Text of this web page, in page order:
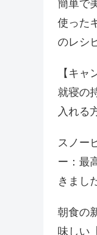
簡単で
使った
のレシ
【キ
就寝の
入れる
スノー
ー：最
きまし
朝食の
味しい